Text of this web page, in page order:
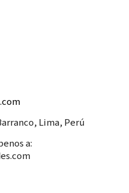
Lima, Perú
a: